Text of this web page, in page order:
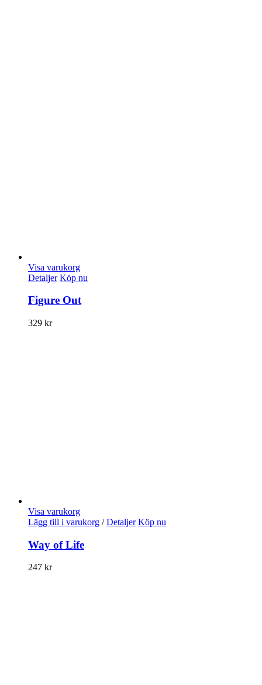
Visa varukorg
Detaljer Köp nu
Figure Out
329 kr
Visa varukorg
Lägg till i varukorg / Detaljer Köp nu
Way of Life
247 kr